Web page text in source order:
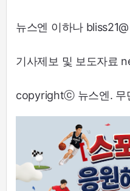
뉴스엔 이하나 bliss21@
기사제보 및 보도자료
copyrightⓒ 뉴스엔. 무